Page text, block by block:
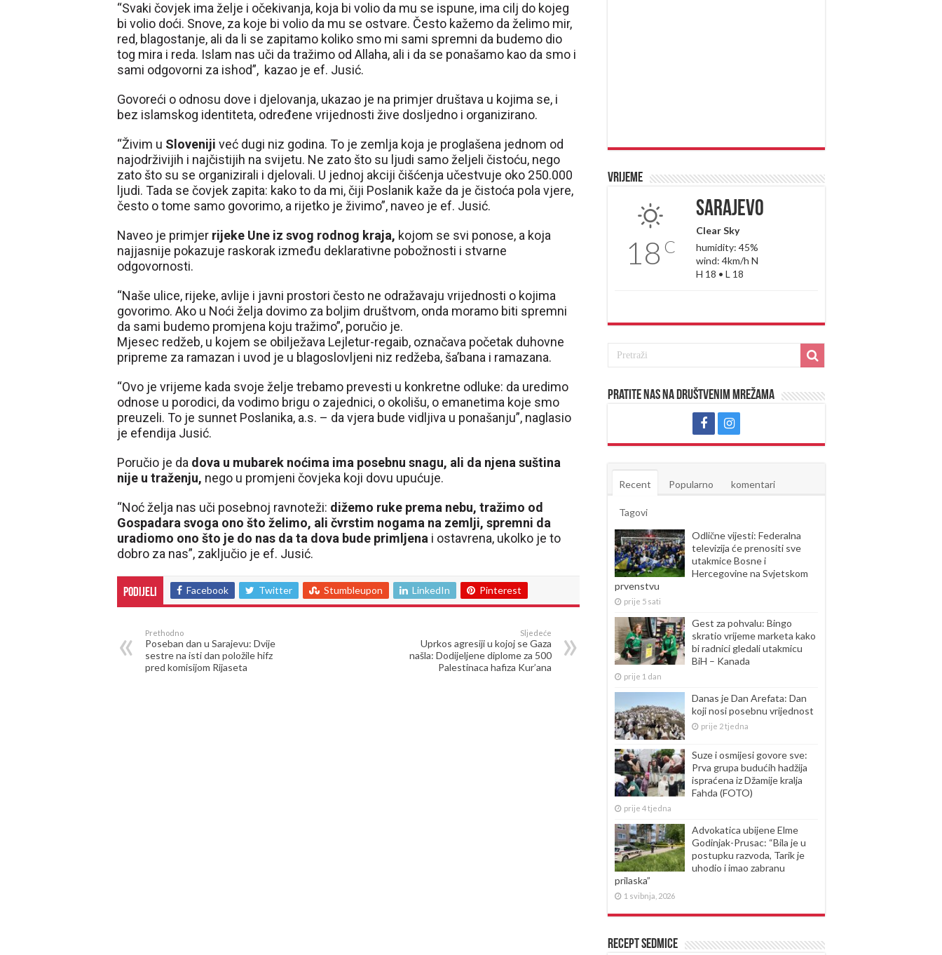
“Svaki čovjek ima želje i očekivanja, koja bi volio da mu se ispune, ima cilj do kojeg
bi volio doći. Snove, za koje bi volio da mu se ostvare. Često kažemo da želimo mir,
red, blagostanje, ali da li se zapitamo koliko smo mi sami spremni da budemo dio
tog mira i reda. Islam nas uči da tražimo od Allaha, ali i da se ponašamo kao da smo i
sami odgovorni za ishod”, kazao je ef. Jusić.
Govoreći o odnosu dove i djelovanja, ukazao je na primjer društava u kojima se, i
bez islamskog identiteta, određene vrijednosti žive dosljedno i organizirano.
“Živim u Sloveniji već dugi niz godina. To je zemlja koja je proglašena jednom od
najodrživijih i najčistijih na svijetu. Ne zato što su ljudi samo željeli čistoću, nego
zato što su se organizirali i djelovali. U jednoj akciji čišćenja učestvuje oko 250.000
ljudi. Tada se čovjek zapita: kako to da mi, čiji Poslanik kaže da je čistoća pola vjere,
često o tome samo govorimo, a rijetko je živimo”, naveo je ef. Jusić.
Naveo je primjer rijeke Une iz svog rodnog kraja, kojom se svi ponose, a koja
najjasnije pokazuje raskorak između deklarativne pobožnosti i stvarne
odgovornosti.
“Naše ulice, rijeke, avlije i javni prostori često ne odražavaju vrijednosti o kojima
govorimo. Ako u Noći želja dovimo za boljim društvom, onda moramo biti spremni
da sami budemo promjena koju tražimo”, poručio je.
Mjesec redžeb, u kojem se obilježava Lejletur-regaib, označava početak duhovne
pripreme za ramazan i uvod je u blagoslovljeni niz redžeba, ša’bana i ramazana.
“Ovo je vrijeme kada svoje želje trebamo prevesti u konkretne odluke: da uredimo
odnose u porodici, da vodimo brigu o zajednici, o okolišu, o emanetima koje smo
preuzeli. To je sunnet Poslanika, a.s. – da vjera bude vidljiva u ponašanju”, naglasio
je efendija Jusić.
Poručio je da dova u mubarek noćima ima posebnu snagu, ali da njena suština
nije u traženju, nego u promjeni čovjeka koji dovu upućuje.
“Noć želja nas uči posebnoj ravnoteži: dižemo ruke prema nebu, tražimo od
Gospadara svoga ono što želimo, ali čvrstim nogama na zemlji, spremni da
uradiomo ono što je do nas da ta dova bude primljena i ostavrena, ukolko je to
dobro za nas”, zaključio je ef. Jusić.
Podijeli Facebook Twitter Stumbleupon LinkedIn Pinterest
Prethodno
Poseban dan u Sarajevu: Dvije
sestre na isti dan položile hifz
pred komisijom Rijaseta
Sljedeće
Uprkos agresiji u kojoj se Gaza
našla: Dodijeljene diplome za 500
Palestinaca hafiza Kur’ana
Vrijeme
18 C
Sarajevo
Clear Sky
humidity: 45%
wind: 4km/h N
H 18 • L 18
Pratite nas na društvenim mrežama
Recent Popularno komentari
Tagovi
Odlične vijesti: Federalna
televizija će prenositi sve
utakmice Bosne i
Hercegovine na Svjetskom
prvenstvu
prije 5 sati
Gest za pohvalu: Bingo
skratio vrijeme marketa kako
bi radnici gledali utakmicu
BiH – Kanada
prije 1 dan
Danas je Dan Arefata: Dan
koji nosi posebnu vrijednost
prije 2 tjedna
Suze i osmijesi govore sve:
Prva grupa budućih hadžija
ispraćena iz Džamije kralja
Fahda (FOTO)
prije 4 tjedna
Advokatica ubijene Elme
Godinjak-Prusac: “Bila je u
postupku razvoda, Tarik je
uhodio i imao zabranu
prilaska”
1 svibnja, 2026
Recept sedmice